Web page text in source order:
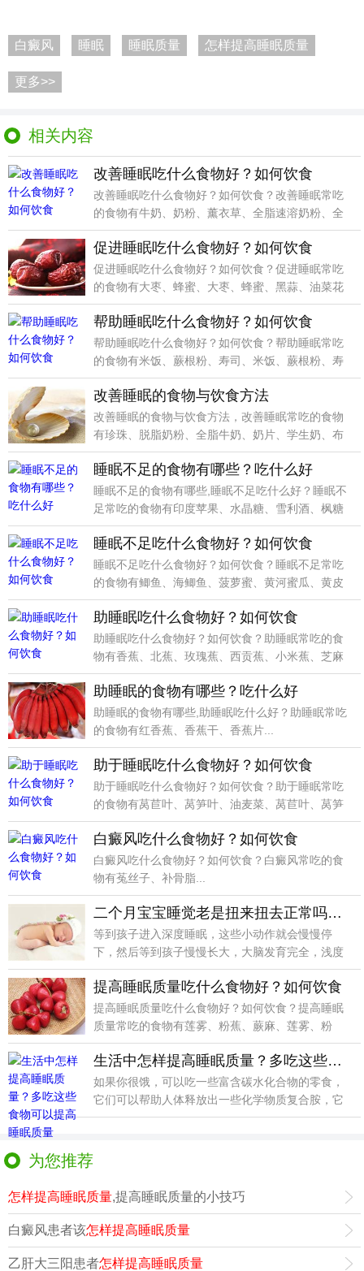
白癜风 睡眠 睡眠质量 怎样提高睡眠质量
更多>>
相关内容
改善睡眠吃什么食物好？如何饮食
改善睡眠吃什么食物好？如何饮食？改善睡眠常吃
的食物有牛奶、奶粉、薰衣草、全脂速溶奶粉、全
脂奶粉、全脂
促进睡眠吃什么食物好？如何饮食
促进睡眠吃什么食物好？如何饮食？促进睡眠常吃
的食物有大枣、蜂蜜、大枣、蜂蜜、黑蒜、油菜花
粉、花粉、高
帮助睡眠吃什么食物好？如何饮食
帮助睡眠吃什么食物好？如何饮食？帮助睡眠常吃
的食物有米饭、蕨根粉、寿司、米饭、蕨根粉、寿
司饭、寿司、
改善睡眠的食物与饮食方法
改善睡眠的食物与饮食方法，改善睡眠常吃的食物
有珍珠、脱脂奶粉、全脂牛奶、奶片、学生奶、布
丁、红酒、酵
睡眠不足的食物有哪些？吃什么好
睡眠不足的食物有哪些,睡眠不足吃什么好？睡眠不
足常吃的食物有印度苹果、水晶糖、雪利酒、枫糖
浆、蔘须、
睡眠不足吃什么食物好？如何饮食
睡眠不足吃什么食物好？如何饮食？睡眠不足常吃
的食物有鲫鱼、海鲫鱼、菠萝蜜、黄河蜜瓜、黄皮
果、马乳、马
助睡眠吃什么食物好？如何饮食
助睡眠吃什么食物好？如何饮食？助睡眠常吃的食
物有香蕉、北蕉、玫瑰蕉、西贡蕉、小米蕉、芝麻
蕉、香蕉、北
助睡眠的食物有哪些？吃什么好
助睡眠的食物有哪些,助睡眠吃什么好？助睡眠常吃
的食物有红香蕉、香蕉干、香蕉片...
助于睡眠吃什么食物好？如何饮食
助于睡眠吃什么食物好？如何饮食？助于睡眠常吃
的食物有莴苣叶、莴笋叶、油麦菜、莴苣叶、莴笋
叶、油麦菜.
白癜风吃什么食物好？如何饮食
白癜风吃什么食物好？如何饮食？白癜风常吃的食
物有菟丝子、补骨脂...
二个月宝宝睡觉老是扭来扭去正常吗？是不是睡眠质量不好
等到孩子进入深度睡眠，这些小动作就会慢慢停
下，然后等到孩子慢慢长大，大脑发育完全，浅度
睡眠时间变短，
提高睡眠质量吃什么食物好？如何饮食
提高睡眠质量吃什么食物好？如何饮食？提高睡眠
质量常吃的食物有莲雾、粉蕉、蕨麻、莲雾、粉
蕉、胡麻籽、洋
生活中怎样提高睡眠质量？多吃这些食物可以提高睡眠质量
如果你很饿，可以吃一些富含碳水化合物的零食，
它们可以帮助人体释放出一些化学物质复合胺，它
可以让你松弛
为您推荐
怎样提高睡眠质量,提高睡眠质量的小技巧
白癜风患者该怎样提高睡眠质量
乙肝大三阳患者怎样提高睡眠质量